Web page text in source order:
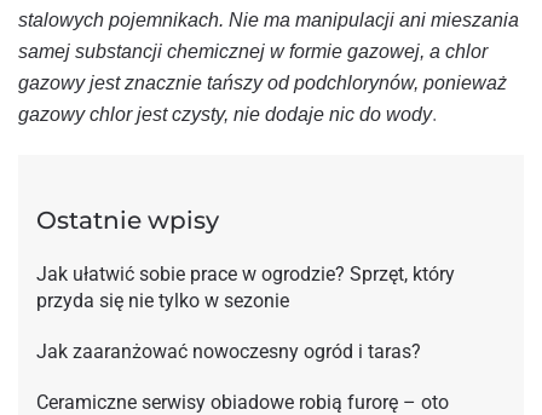
stalowych pojemnikach. Nie ma manipulacji ani mieszania
samej substancji chemicznej w formie gazowej, a chlor
gazowy jest znacznie tańszy od podchlorynów, ponieważ
gazowy chlor jest czysty, nie dodaje nic do wody.
Ostatnie wpisy
Jak ułatwić sobie prace w ogrodzie? Sprzęt, który
przyda się nie tylko w sezonie
Jak zaaranżować nowoczesny ogród i taras?
Ceramiczne serwisy obiadowe robią furorę – oto